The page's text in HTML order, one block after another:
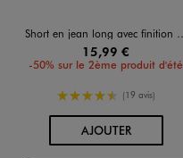
Short en jean long avec finition bord-franc fille
15,99 €
-50% sur le 2ème produit d'été
4.5/5 de moyenne
(19 avis)
AJOUTERAU PANIER